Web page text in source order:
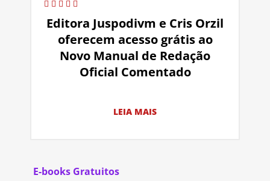
Editora Juspodivm e Cris Orzil
oferecem acesso grátis ao
Novo Manual de Redação
Oficial Comentado
LEIA MAIS
E-books Gratuitos